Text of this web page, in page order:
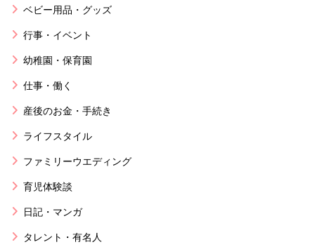
ベビー用品・グッズ
行事・イベント
幼稚園・保育園
仕事・働く
産後のお金・手続き
ライフスタイル
ファミリーウエディング
育児体験談
日記・マンガ
タレント・有名人